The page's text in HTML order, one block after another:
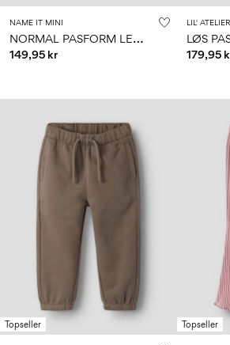
NAME IT MINI
N
ORMAL PASFORM LEGGINGS
149,95 kr
LIL'
179,95
Topseller Topseller